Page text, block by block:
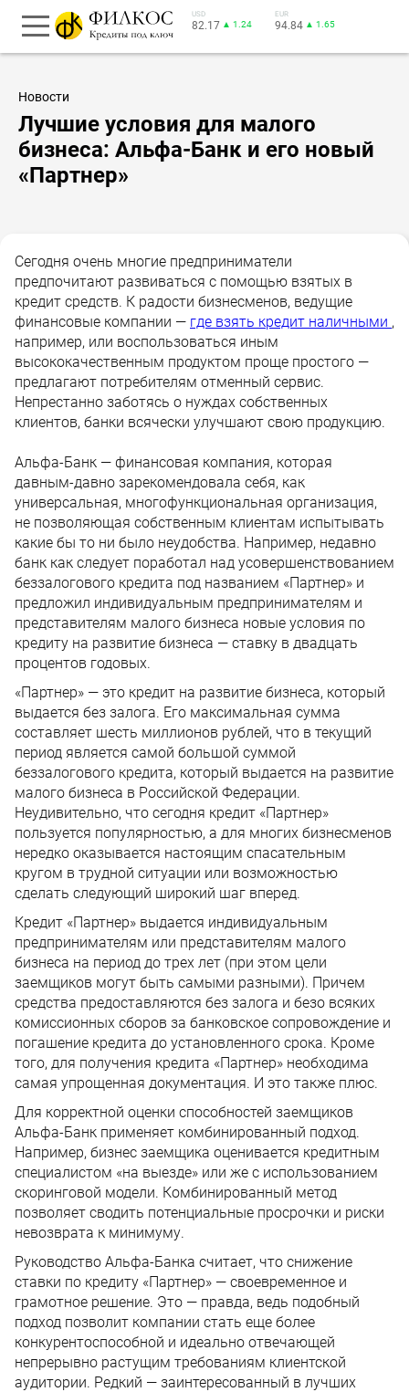
USD
82.17 ▲ 1.24
EUR
94.84 ▲ 1.65
Новости
Лучшие условия для малого
бизнеса: Альфа-Банк и его новый
«Партнер»
Сегодня очень многие предприниматели
предпочитают развиваться с помощью взятых в
кредит средств. К радости бизнесменов, ведущие
финансовые компании — где взять кредит наличными ,
например, или воспользоваться иным
высококачественным продуктом проще простого —
предлагают потребителям отменный сервис.
Непрестанно заботясь о нуждах собственных
клиентов, банки всячески улучшают свою продукцию.
Альфа-Банк — финансовая компания, которая
давным-давно зарекомендовала себя, как
универсальная, многофункциональная организация,
не позволяющая собственным клиентам испытывать
какие бы то ни было неудобства. Например, недавно
банк как следует поработал над усовершенствованием
беззалогового кредита под названием «Партнер» и
предложил индивидуальным предпринимателям и
представителям малого бизнеса новые условия по
кредиту на развитие бизнеса — ставку в двадцать
процентов годовых.
«Партнер» — это кредит на развитие бизнеса, который
выдается без залога. Его максимальная сумма
составляет шесть миллионов рублей, что в текущий
период является самой большой суммой
беззалогового кредита, который выдается на развитие
малого бизнеса в Российской Федерации.
Неудивительно, что сегодня кредит «Партнер»
пользуется популярностью, а для многих бизнесменов
нередко оказывается настоящим спасательным
кругом в трудной ситуации или возможностью
сделать следующий широкий шаг вперед.
Кредит «Партнер» выдается индивидуальным
предпринимателям или представителям малого
бизнеса на период до трех лет (при этом цели
заемщиков могут быть самыми разными). Причем
средства предоставляются без залога и безо всяких
комиссионных сборов за банковское сопровождение и
погашение кредита до установленного срока. Кроме
того, для получения кредита «Партнер» необходима
самая упрощенная документация. И это также плюс.
Для корректной оценки способностей заемщиков
Альфа-Банк применяет комбинированный подход.
Например, бизнес заемщика оценивается кредитным
специалистом «на выезде» или же с использованием
скоринговой модели. Комбинированный метод
позволяет сводить потенциальные просрочки и риски
невозврата к минимуму.
Руководство Альфа-Банка считает, что снижение
ставки по кредиту «Партнер» — своевременное и
грамотное решение. Это — правда, ведь подобный
подход позволит компании стать еще более
конкурентоспособной и идеально отвечающей
непрерывно растущим требованиям клиентской
аудитории. Редкий — заинтересованный в лучших